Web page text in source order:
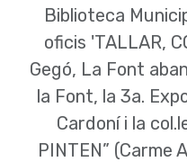
Biblioteca
oficis 'TALLAR,
Gegó, La Font
la Font, la 3a.
Cardoní i la
PINTEN” (Carme